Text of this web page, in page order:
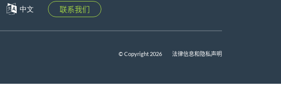
中文 联系我们
© Copyright 2026 法律信息和隐私声明